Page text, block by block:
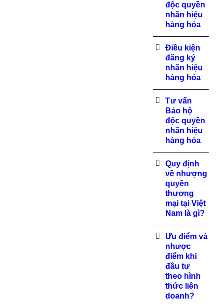
độc quyền
nhãn hiệu
hàng hóa
Điều kiện
đăng ký
nhãn hiệu
hàng hóa
Tư vấn
Bảo hộ
độc quyền
nhãn hiệu
hàng hóa
Quy định
về nhượng
quyền
thương
mại tại Việt
Nam là gì?
Ưu điểm và
nhược
điểm khi
đầu tư
theo hình
thức liên
doanh?